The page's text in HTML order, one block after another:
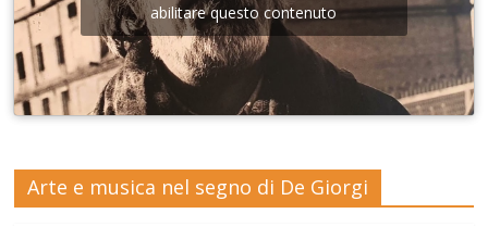
abilitare questo contenuto
Arte e musica nel segno di De Giorgi